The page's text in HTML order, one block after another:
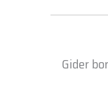
Gider